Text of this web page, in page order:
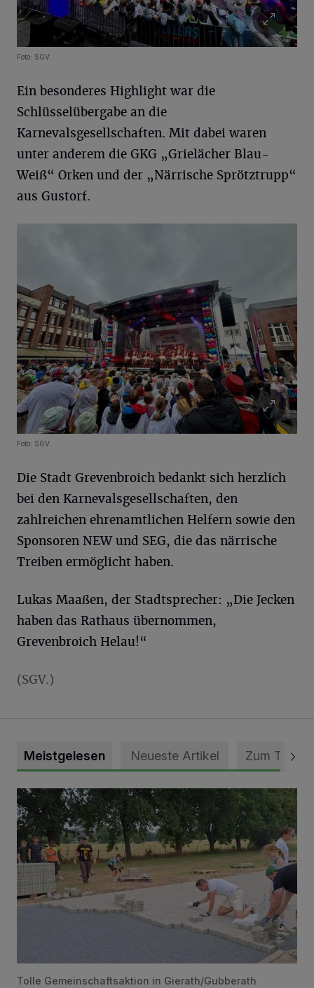
Foto: SGV.
Ein besonderes Highlight war die
Schlüsselübergabe an die
Karnevalsgesellschaften. Mit dabei waren
unter anderem die GKG „Grielächer Blau-
Weiß“ Orken und der „Närrische Sprötztrupp“
aus Gustorf.
Foto: SGV.
Die Stadt Grevenbroich bedankt sich herzlich
bei den Karnevalsgesellschaften, den
zahlreichen ehrenamtlichen Helfern sowie den
Sponsoren NEW und SEG, die das närrische
Treiben ermöglicht haben.
Lukas Maaßen, der Stadtsprecher: „Die Jecken
haben das Rathaus übernommen,
Grevenbroich Helau!“
(SGV.)
Meistgelesen Neueste Artikel Zum Thema
Pünktlich zum Schützenfest den Weg zum Festzelt
Tolle Gemeinschaftsaktion in Gierath/Gubberath